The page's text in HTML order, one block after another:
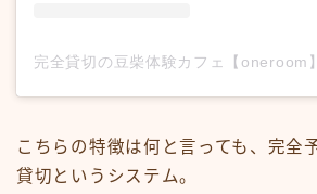
こちらの特徴は何と言っても、完全
貸切というシステム。